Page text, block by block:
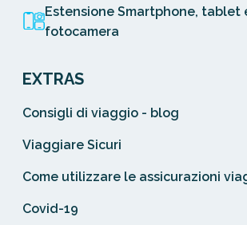
Estensione Smartphone, tablet
fotocamera
EXTRAS
Consigli di viaggio - blog
Viaggiare Sicuri
Come utilizzare le assicurazioni
Covid-19